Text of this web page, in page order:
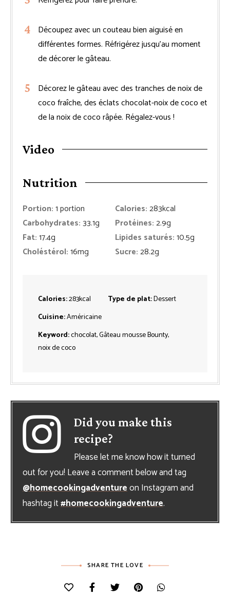
Découpez avec un couteau bien aiguisé en
différentes formes. Réfrigérez jusqu’au moment
de décorer le gâteau.
Décorez le gâteau avec des tranches de noix de
coco fraîche, des éclats chocolat-noix de coco et
de la noix de coco râpée. Régalez-vous !
Video
Nutrition
Portion:1portion Calories:283kcal
Carbohydrates:33.1g Protéines:2.9g
Fat:17.4g Lipides saturés:10.5g
Choléstérol:16mg Sucre:28.2g
Calories:283kcal Type de plat:Dessert
Cuisine:Américaine
Keyword:chocolat, Gâteau mousse Bounty,
noix de coco
Did you make this
recipe?
Please let me know how it turned
out for you! Leave a comment below and tag
@homecookingadventureon Instagram and
hashtag it#homecookingadventure.
SHARE THE LOVE